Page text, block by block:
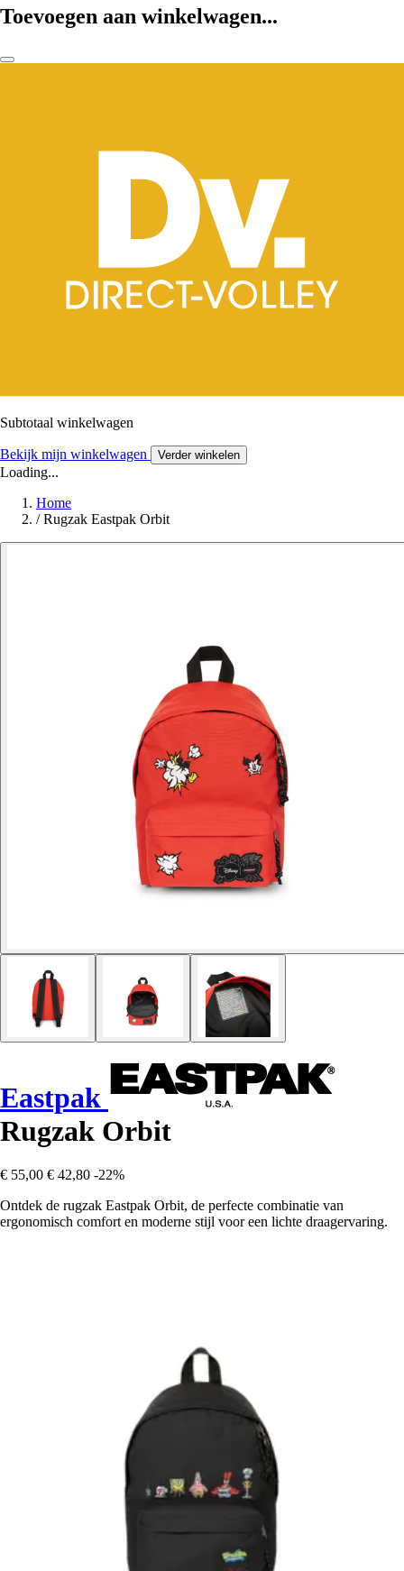
Toevoegen aan winkelwagen...
Subtotaal winkelwagen
Bekijk mijn winkelwagen Verder winkelen
Loading...
Home
/ Rugzak Eastpak Orbit
Eastpak
Rugzak Orbit
€ 55,00 € 42,80 -22%
Ontdek de rugzak Eastpak Orbit, de perfecte combinatie van
ergonomisch comfort en moderne stijl voor een lichte draagervaring.